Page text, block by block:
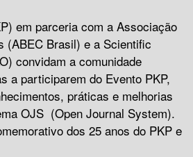
em parceria com a Associação
(ABEC Brasil) e a Scientific
convidam a comunidade
a participarem do Evento PKP,
práticas e melhorias
OJS (Open Journal System).
dos 25 anos do PKP e